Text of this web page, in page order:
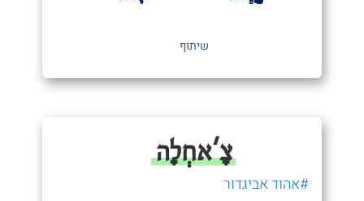
שיתוף
צָ'אחְלָה
#אהוד אביגדור